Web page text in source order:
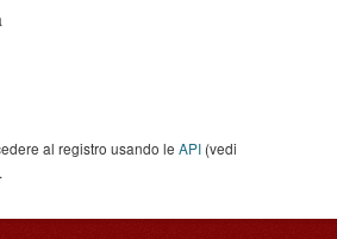
al registro usando le API (vedi